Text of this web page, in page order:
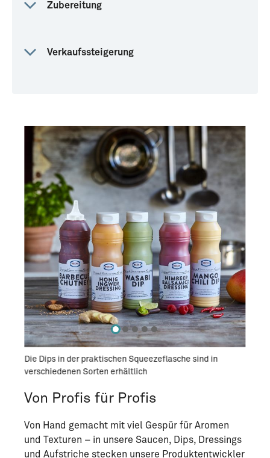
Zubereitung
Verkaufssteigerung
Die Dips in der praktischen Squeezeflasche sind in
verschiedenen Sorten erhältlich
Von Profis für Profis
Von Hand gemacht mit viel Gespür für Aromen
und Texturen – in unsere Saucen, Dips, Dressings
und Aufstriche stecken unsere Produktentwickler